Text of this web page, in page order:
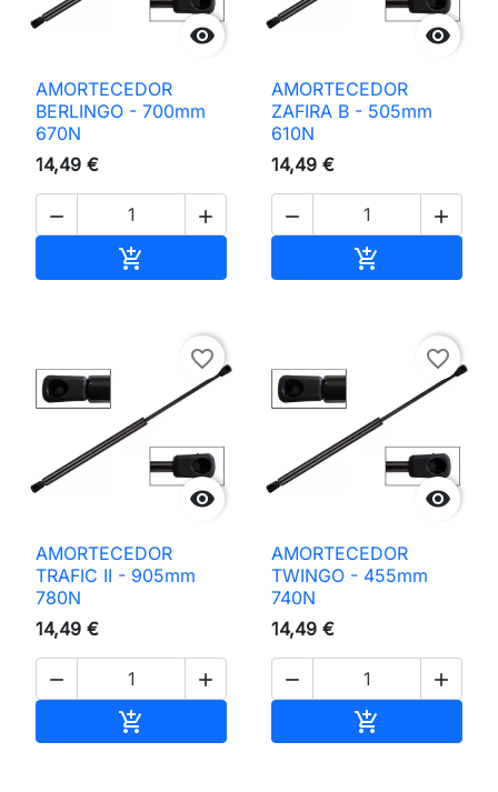

AMORTECEDOR
BERLINGO - 700mm
670N
14,49 €
 


AMORTECEDOR
ZAFIRA B - 505mm
610N
14,49 €
 


favorite_border
AMORTECEDOR
TRAFIC II - 905mm
780N
14,49 €
 


favorite_border
AMORTECEDOR
TWINGO - 455mm
740N
14,49 €
 
